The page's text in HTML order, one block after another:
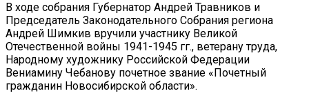
В ходе собрания Губернатор Андрей Травников и
Председатель Законодательного Собрания региона
Андрей Шимкив вручили участнику Великой
Отечественной войны 1941-1945 гг., ветерану труда,
Народному художнику Российской Федерации
Вениамину Чебанову почетное звание «Почетный
гражданин Новосибирской области».